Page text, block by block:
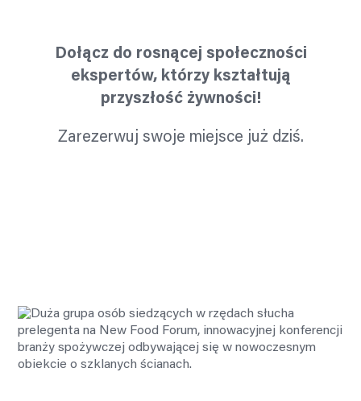
Dołącz do rosnącej społeczności
ekspertów, którzy kształtują
przyszłość żywności!
Zarezerwuj swoje miejsce już dziś.